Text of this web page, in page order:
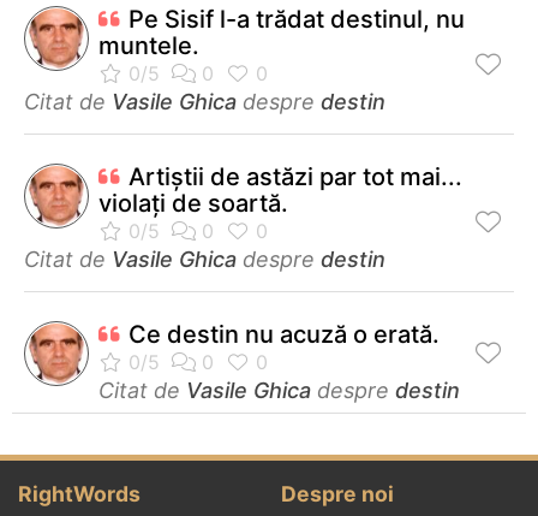
Pe Sisif l-a trădat destinul, nu
muntele.
Citat de Vasile Ghica despre destin
Artiştii de astăzi par tot mai...
violaţi de soartă.
Citat de Vasile Ghica despre destin
Ce destin nu acuză o erată.
Citat de Vasile Ghica despre destin
RightWords Despre noi